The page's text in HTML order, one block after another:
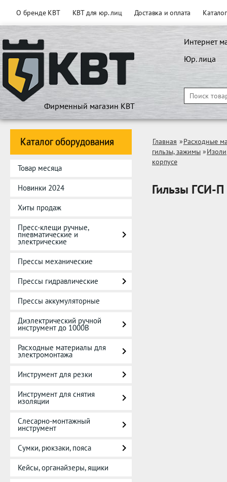
О бренде КВТ КВТ для юр. лиц Доставка и оплата
Фирменный магазин КВТ
Интернет
Юр. лица
Каталог оборудования
Товар месяца
Новинки 2024
Хиты продаж
Пресс-клещи ручные,
пневматические и
электрические
Прессы механические
Прессы гидравлические
Прессы аккумуляторные
Диэлектрический ручной
инструмент до 1000В
Расходные материалы для
электромонтажа
Инструмент для резки
Инструмент для снятия
изоляции
Слесарно-монтажный
инструмент
Сумки, рюкзаки, пояса
Кейсы, органайзеры, ящики
Главная »Расходные
гильзы, зажимы »
корпусе
Гильзы ГCИ-